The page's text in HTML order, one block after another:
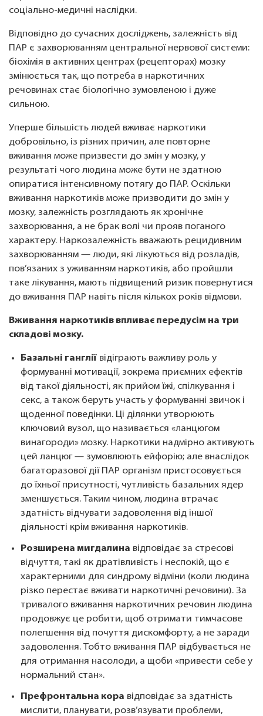
соціально-медичні наслідки.
Відповідно до сучасних досліджень, залежність від
ПАР є захворюванням центральної нервової системи:
біохімія в активних центрах (рецепторах) мозку
змінюється так, що потреба в наркотичних
речовинах стає біологічно зумовленою і дуже
сильною.
Уперше більшість людей вживає наркотики
добровільно, із різних причин, але повторне
вживання може призвести до змін у мозку, у
результаті чого людина може бути не здатною
опиратися інтенсивному потягу до ПАР. Оскільки
вживання наркотиків може призводити до змін у
мозку, залежність розглядають як хронічне
захворювання, а не брак волі чи прояв поганого
характеру. Наркозалежність вважають рецидивним
захворюванням — люди, які лікуються від розладів,
пов’язаних з уживанням наркотиків, або пройшли
таке лікування, мають підвищений ризик повернутися
до вживання ПАР навіть після кількох років відмови.
Вживання наркотиків впливає передусім на три
складові мозку.
Базальні ганглії відіграють важливу роль у
формуванні мотивації, зокрема приємних ефектів
від такої діяльності, як прийом їжі, спілкування і
секс, а також беруть участь у формуванні звичок і
щоденної поведінки. Ці ділянки утворюють
ключовий вузол, що називається «ланцюгом
винагороди» мозку. Наркотики надмірно активують
цей ланцюг — зумовлюють ейфорію; але внаслідок
багаторазової дії ПАР організм пристосовується
до їхньої присутності, чутливість базальних ядер
зменшується. Таким чином, людина втрачає
здатність відчувати задоволення від іншої
діяльності крім вживання наркотиків.
Розширена мигдалина відповідає за стресові
відчуття, такі як дратівливість і неспокій, що є
характерними для синдрому відміни (коли людина
різко перестає вживати наркотичні речовини). За
тривалого вживання наркотичних речовин людина
продовжує це робити, щоб отримати тимчасове
полегшення від почуття дискомфорту, а не заради
задоволення. Тобто вживання ПАР відбувається не
для отримання насолоди, а щоби «привести себе у
нормальний стан».
Префронтальна кора відповідає за здатність
мислити, планувати, розв’язувати проблеми,